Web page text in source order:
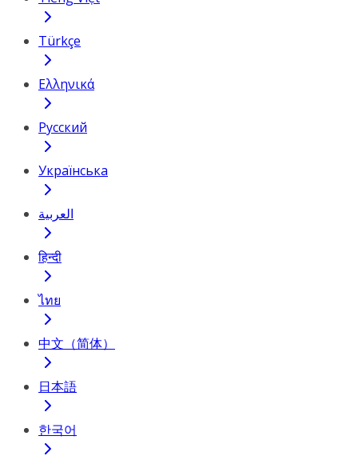
Türkçe
Ελληνικά
Русский
Українська
العربية
हिन्दी
ไทย
中文（简体）
日本語
한국어